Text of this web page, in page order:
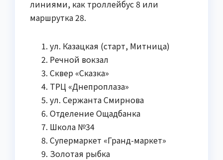
линиями, как троллейбус 8 или
маршрутка 28.
ул. Казацкая (старт, Митница)
Речной вокзал
Сквер «Сказка»
ТРЦ «Днепроплаза»
ул. Сержанта Смирнова
Отделение Ощадбанка
Школа №34
Супермаркет «Гранд-маркет»
Золотая рыбка